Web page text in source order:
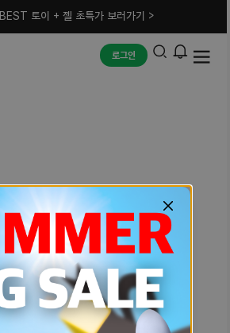
BEST 토이 + 젤 초특가 보러가기 >
로그인
예상치 못한 에러입니다.